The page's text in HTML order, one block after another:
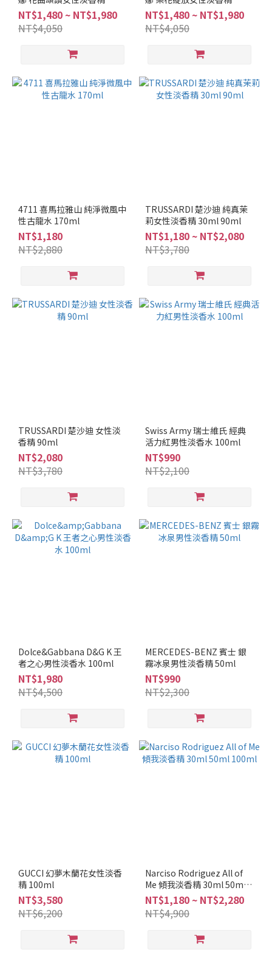
50ml 100ml
NT$1,480 ~ NT$1,980
NT$4,050
50ml 100ml
NT$1,480 ~ NT$1,980
NT$4,050
4711 喜馬拉雅山 純淨微風中
性古龍水 170ml
NT$1,180
NT$2,880
TRUSSARDI 楚沙迪 純真茉
莉女性淡香精 30ml 90ml
NT$1,180 ~ NT$2,080
NT$3,780
TRUSSARDI 楚沙迪 女性淡
香精 90ml
NT$2,080
NT$3,780
Swiss Army 瑞士維氏 經典
活力紅男性淡香水 100ml
NT$990
NT$2,100
Dolce&Gabbana D&G K 王
者之心男性淡香水 100ml
NT$1,980
NT$4,500
MERCEDES-BENZ 賓士 銀
霧冰泉男性淡香精 50ml
NT$990
NT$2,300
GUCCI 幻夢木蘭花女性淡香
精 100ml
NT$3,580
NT$6,200
Narciso Rodriguez All of
Me 傾我淡香精 30ml 50ml
100ml
NT$1,180 ~ NT$2,280
NT$4,900